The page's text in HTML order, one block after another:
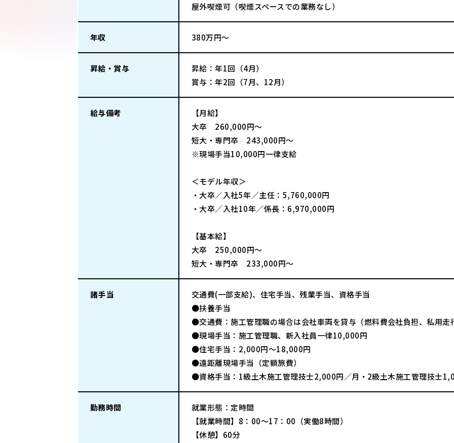
屋外喫煙可（喫煙スペースでの業務なし）
年収 380万円～
昇給・賞与
昇給：年1回（4月）
賞与：年2回（7月、12月）
給与備考
【月給】
大卒 260,000円〜
短大・専門卒 243,000円～
※現場手当10,000円一律支給
＜モデル年収＞
・大卒／入社5年／主任：5,760,000円
・大卒／入社10年／係長：6,970,000円
【基本給】
大卒 250,000円～
短大・専門卒 233,000円～
諸手当
交通費(一部支給)、住宅手当、残業手当、資格手当
●扶養手当
●交通費：施工管理職の場合は会社車両を貸与（燃料費会社負担、私用走
●現場手当：施工管理職、新入社員一律10,000円
●住宅手当：2,000円～18,000円
●遠距離現場手当（定額旅費）
●資格手当：1級土木施工管理技士2,000円／月・2級土木施工管理技士
勤務時間
就業形態：定時間
【就業時間】8：00～17：00（実働8時間）
【休憩】60分